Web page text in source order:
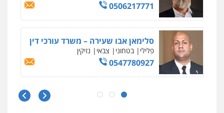
0506217771
סלימאן אבו שעירה – משרד עורכי דין
פלילי בטחוני צבאי נזיקין
0547780927
עו"ד אסף גונן
מעצרים